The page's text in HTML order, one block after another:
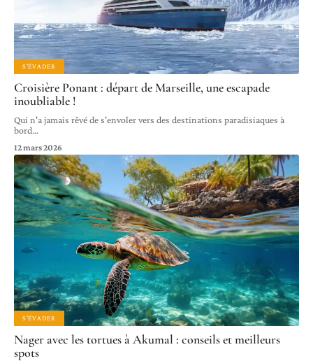
S'ÉVADER
Croisière Ponant : départ de Marseille, une escapade
inoubliable !
Qui n'a jamais rêvé de s'envoler vers des destinations paradisiaques à
bord…
12 mars 2026
S'ÉVADER
Nager avec les tortues à Akumal : conseils et meilleurs
spots